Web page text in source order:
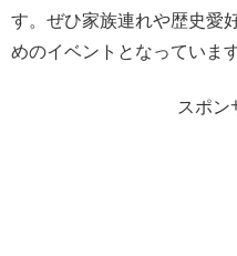
す。ぜひ家族連れや歴史愛
めのイベントとなっています
スポン